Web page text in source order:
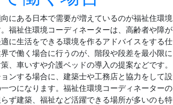
にある日本で需要が増えているのが福祉住環境
福祉住環境コーディネーターは、高齢者や障が
に生活をできる環境を作るアドバイスをする仕
で働く場合に行うのが、階段や段差を最小限に
、車いすや介護ベッドの導入の提案などです。
ンする場合に、建築士や工務店と協力をして設
つになります。福祉住環境コーディネーターの
ず建築、福祉など活躍できる場所が多いのも特